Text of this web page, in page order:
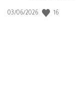
:
Date
03/06/2026 16